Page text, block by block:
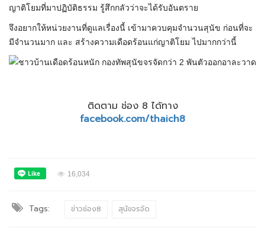
ญาติโยมที่มาปฏิบัติธรรม รู้สึกกลัวว่าจะได้รับอันตราย
จึงอยากให้หน่วยงานที่ดูแลเรื่องนี้ เข้ามาควบคุมจำนวนสุนัข ก่อนที่จะ
มีจำนวนมาก และ สร้างความเดือดร้อนแก่ญาติโยม ไปมากกว่านี้
ติดตาม ช่อง 8 ได้ทาง
facebook.com/thaich8
16,034
Tags: ข่าวช่อง8 สุนัขจรจัด